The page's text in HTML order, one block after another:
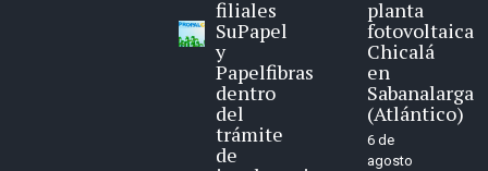
filiales
SuPapel
y
Papelfibras
dentro
del
trámite
de
planta
fotovoltaica
Chicalá
en
Sabanalarga
(Atlántico)
6 de
agosto